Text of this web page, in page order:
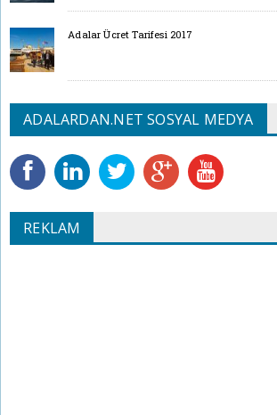
Adalar Ücret Tarifesi 2017
ADALARDAN.NET SOSYAL MEDYA
REKLAM